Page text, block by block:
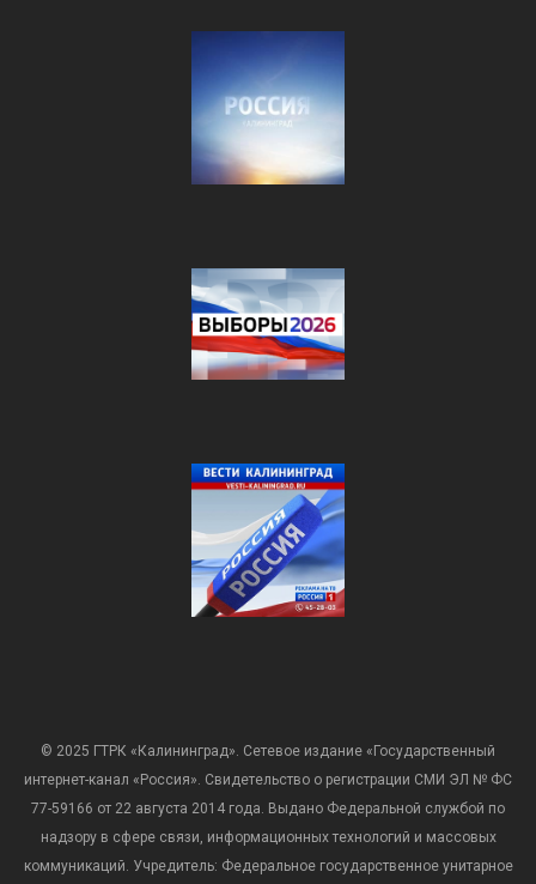
© 2025 ГТРК «Калининград». Сетевое издание «Государственный
интернет-канал «Россия». Свидетельство о регистрации СМИ ЭЛ № ФС
77-59166 от 22 августа 2014 года. Выдано Федеральной службой по
надзору в сфере связи, информационных технологий и массовых
коммуникаций. Учредитель: Федеральное государственное унитарное